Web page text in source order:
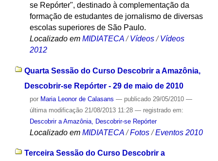
se Repórter", destinado à complementação da
formação de estudantes de jornalismo de diversas
escolas superiores de São Paulo.
Localizado em MIDIATECA /Vídeos /Vídeos
2012
Quarta Sessão do Curso Descobrir a Amazônia,
Descobrir-se Repórter - 29 de maio de 2010
por Maria Leonor de Calasans — publicado29/05/2010 —
última modificação21/08/2013 11:28 — registrado em:
Descobrir a Amazônia, Descobrir-se Repórter
Localizado em MIDIATECA /Fotos /Eventos 2010
Terceira Sessão do Curso Descobrir a